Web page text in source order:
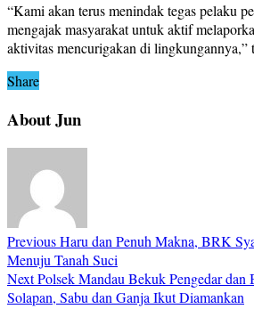
“Kami akan terus menindak tegas pelaku
mengajak masyarakat untuk aktif
aktivitas mencurigakan di
Share
About Jun
PreviousHaru dan Penuh Makna, BRK
Menuju Tanah Suci
NextPolsek Mandau Bekuk Pengedar dan
Solapan, Sabu dan Ganja Ikut Diamankan